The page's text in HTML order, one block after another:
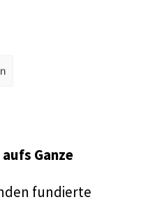
Ganze
fundierte